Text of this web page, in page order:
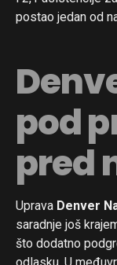
postao jedan od
pod
pred
Uprava Denver
saradnje još
što dodatno